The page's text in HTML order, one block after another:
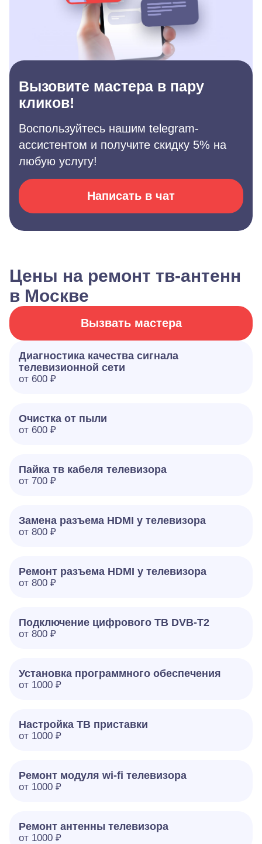
Вызовите мастера в пару
кликов!
Воспользуйтесь нашим telegram-
ассистентом и получите скидку 5% на
любую услугу!
Написать в чат
Цены на ремонт тв-антенн
в Москве
Вызвать мастера
Диагностика качества сигнала
телевизионной сети
от 600 ₽
Очистка от пыли
от 600 ₽
Пайка тв кабеля телевизора
от 700 ₽
Замена разъема HDMI у телевизора
от 800 ₽
Ремонт разъема HDMI у телевизора
от 800 ₽
Подключение цифрового ТВ DVB-T2
от 800 ₽
Установка программного обеспечения
от 1000 ₽
Настройка ТВ приставки
от 1000 ₽
Ремонт модуля wi-fi телевизора
от 1000 ₽
Ремонт антенны телевизора
от 1000 ₽